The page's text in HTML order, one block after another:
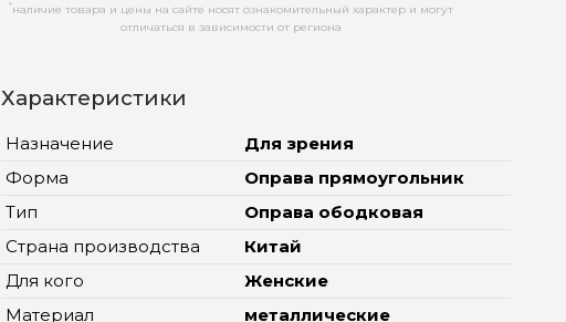
* наличие товара и цены на сайте носят ознакомительный характер и могут
отличаться в зависимости от региона
Характеристики
Назначение
Для зрения
Форма
Оправа прямоугольник
Тип
Оправа ободковая
Страна производства
Китай
Для кого
Женские
Материал
металлические